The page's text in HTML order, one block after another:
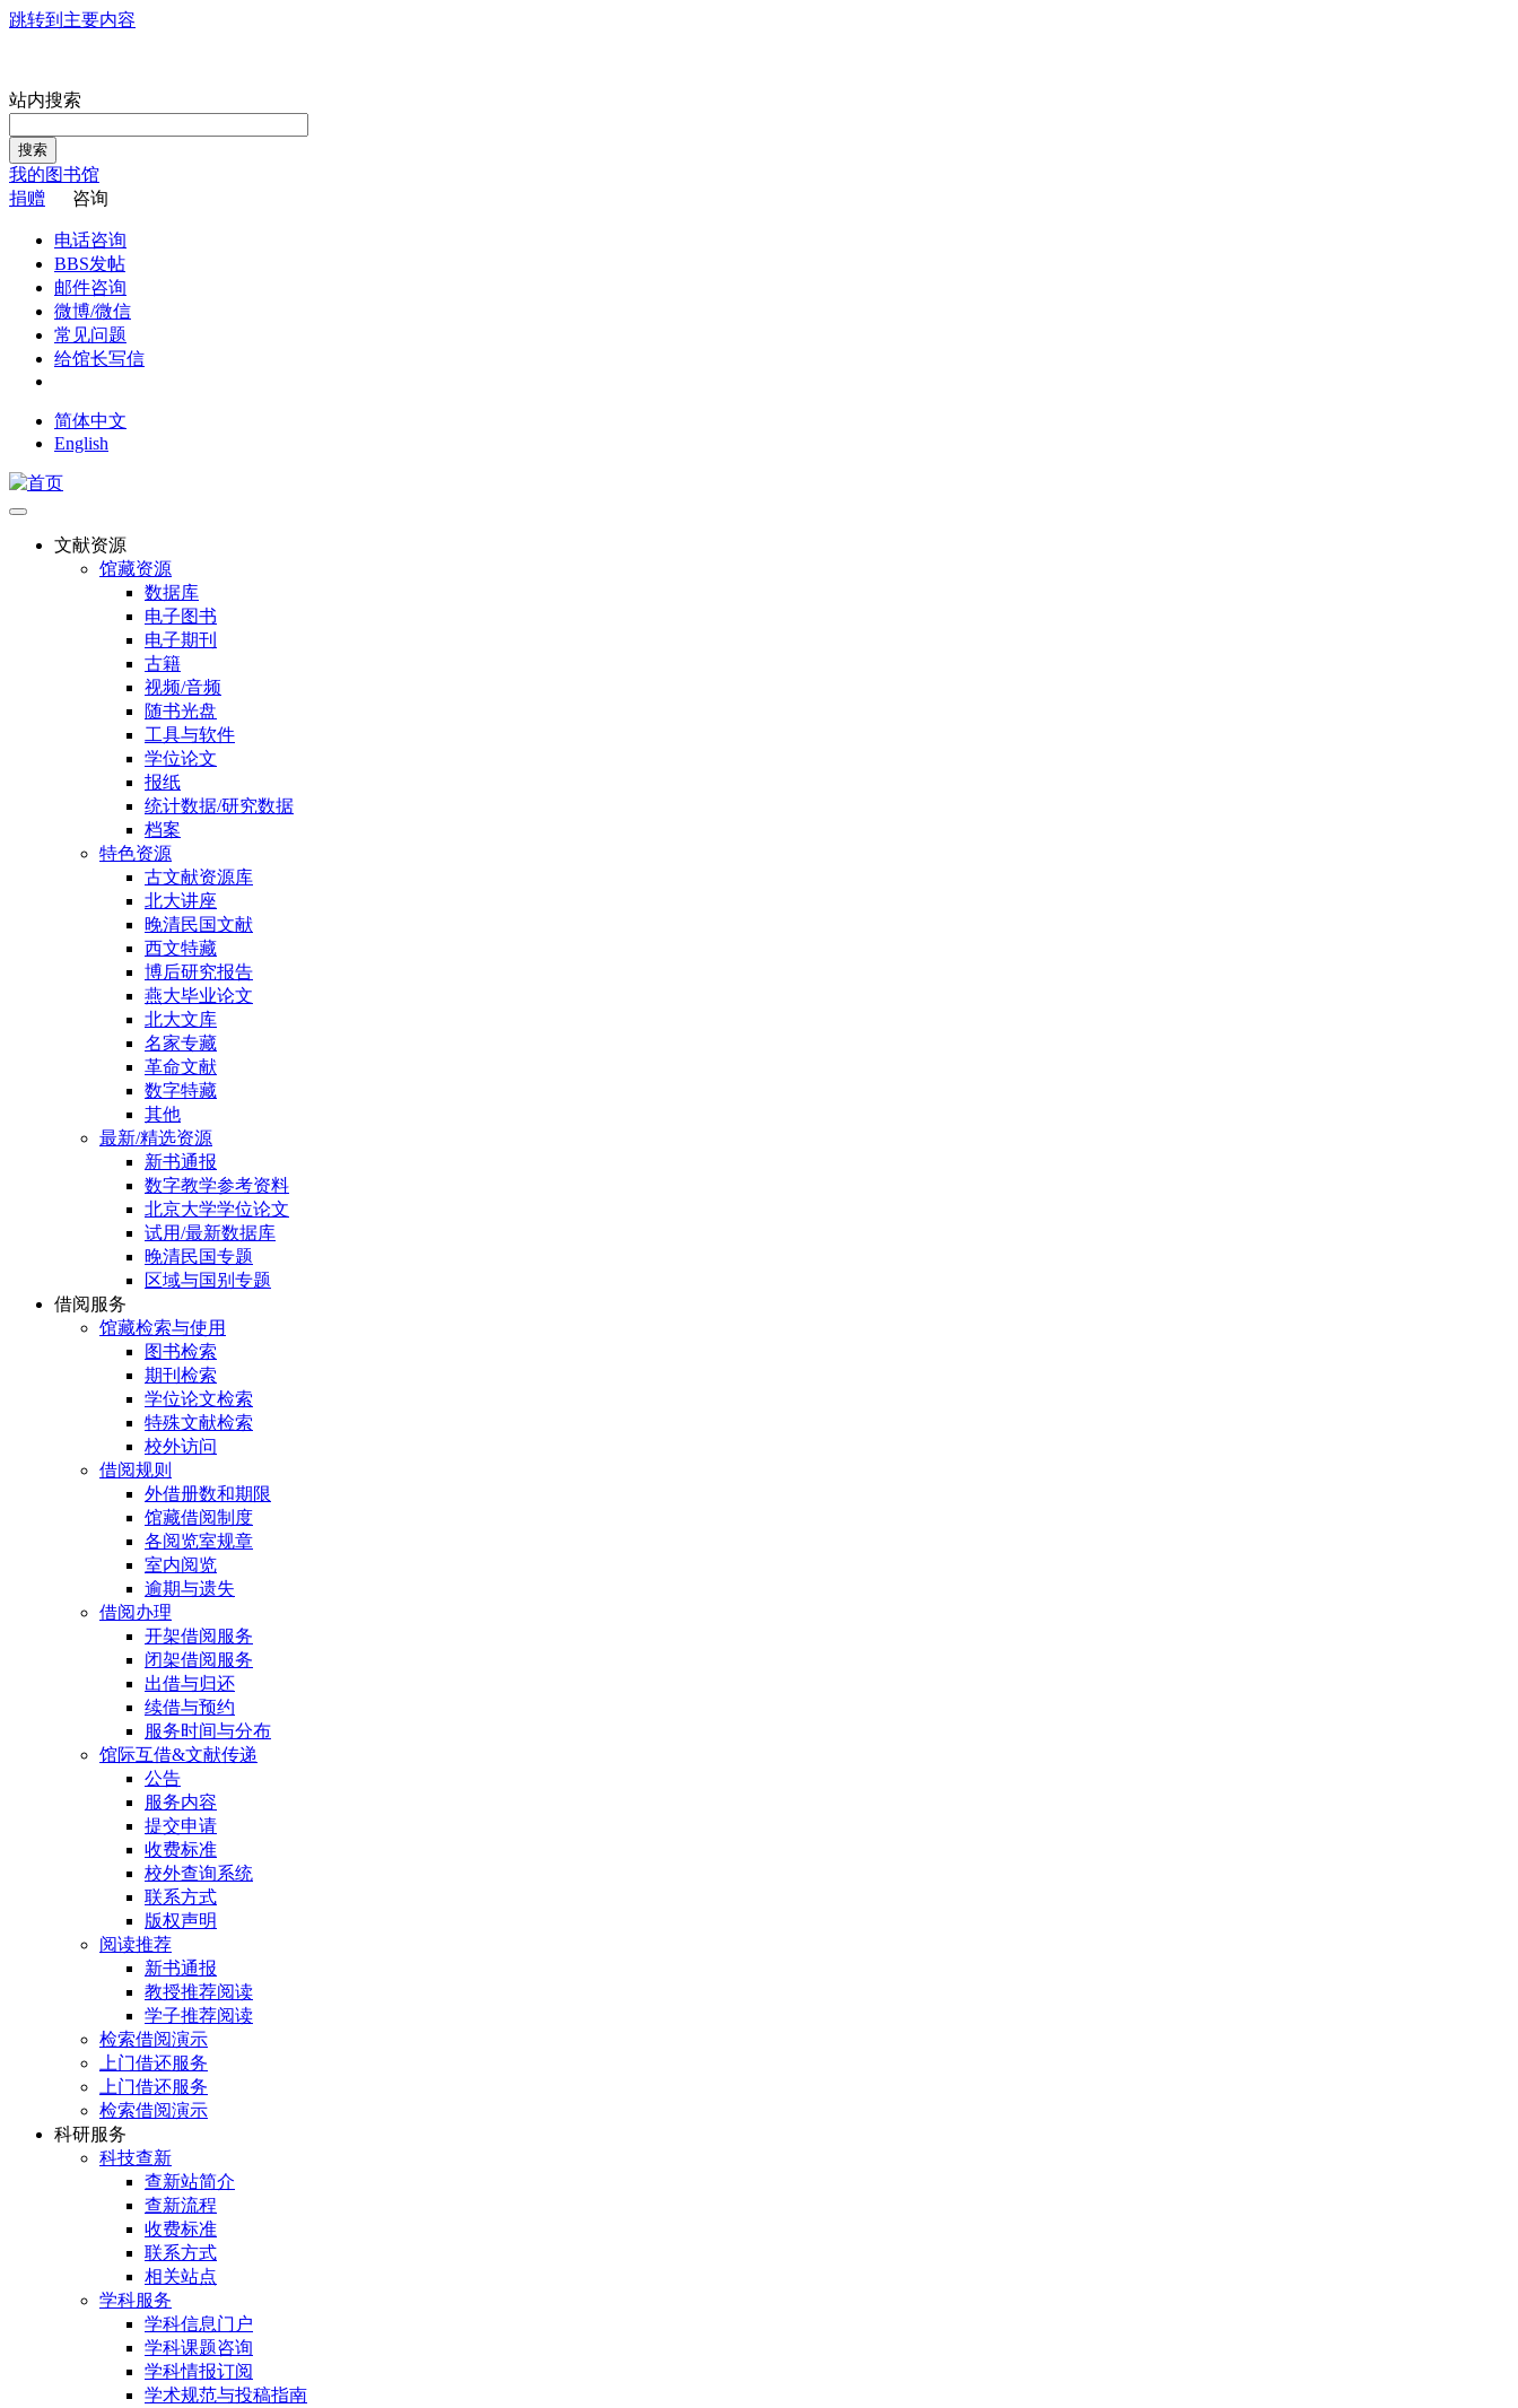
跳转到主要内容
站内搜索
搜索
我的图书馆
捐赠
咨询
电话咨询
BBS发帖
邮件咨询
微博/微信
常见问题
给馆长写信
简体中文
English
文献资源
馆藏资源
数据库
电子图书
电子期刊
古籍
视频/音频
随书光盘
工具与软件
学位论文
报纸
统计数据/研究数据
档案
特色资源
古文献资源库
北大讲座
晚清民国文献
西文特藏
博后研究报告
燕大毕业论文
北大文库
名家专藏
革命文献
数字特藏
其他
最新/精选资源
新书通报
数字教学参考资料
北京大学学位论文
试用/最新数据库
晚清民国专题
区域与国别专题
借阅服务
馆藏检索与使用
图书检索
期刊检索
学位论文检索
特殊文献检索
校外访问
借阅规则
外借册数和期限
馆藏借阅制度
各阅览室规章
室内阅览
逾期与遗失
借阅办理
开架借阅服务
闭架借阅服务
出借与归还
续借与预约
服务时间与分布
馆际互借&文献传递
公告
服务内容
提交申请
收费标准
校外查询系统
联系方式
版权声明
阅读推荐
新书通报
教授推荐阅读
学子推荐阅读
检索借阅演示
上门借还服务
上门借还服务
检索借阅演示
科研服务
科技查新
查新站简介
查新流程
收费标准
联系方式
相关站点
学科服务
学科信息门户
学科课题咨询
学科情报订阅
学术规范与投稿指南